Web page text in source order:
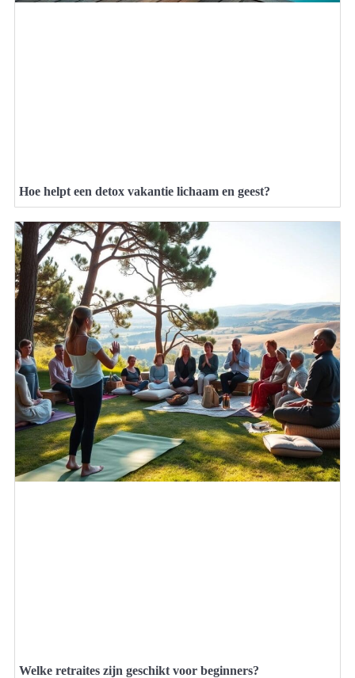
Hoe helpt een detox vakantie lichaam en geest?
Welke retraites zijn geschikt voor beginners?